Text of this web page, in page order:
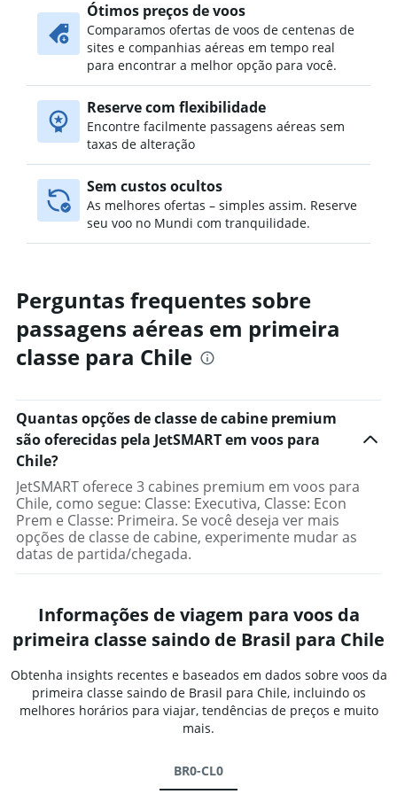
Ótimos preços de voos
Comparamos ofertas de voos de centenas de
sites e companhias aéreas em tempo real
para encontrar a melhor opção para você.
Reserve com flexibilidade
Encontre facilmente passagens aéreas sem
taxas de alteração
Sem custos ocultos
As melhores ofertas – simples assim. Reserve
seu voo no Mundi com tranquilidade.
Perguntas frequentes sobre
passagens aéreas em primeira
classe para Chile
Quantas opções de classe de cabine premium
são oferecidas pela JetSMART em voos para
Chile?
JetSMART oferece 3 cabines premium em voos para
Chile, como segue: Classe: Executiva, Classe: Econ
Prem e Classe: Primeira. Se você deseja ver mais
opções de classe de cabine, experimente mudar as
datas de partida/chegada.
Informações de viagem para voos da
primeira classe saindo de Brasil para Chile
Obtenha insights recentes e baseados em dados sobre voos da
primeira classe saindo de Brasil para Chile, incluindo os
melhores horários para viajar, tendências de preços e muito
mais.
BR0-CL0